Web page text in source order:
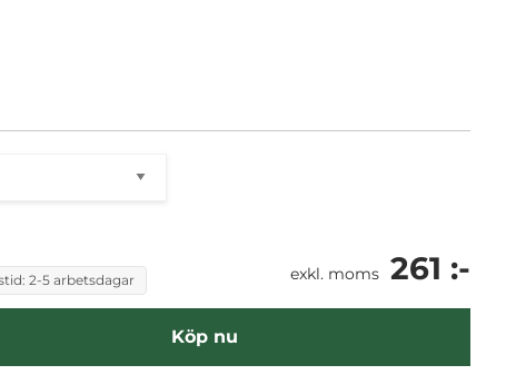
minskar städningstiden och ökar säkerheten.
enkel användning
2-5 arbetsdagar exkl. moms 261 :-
Köp nu